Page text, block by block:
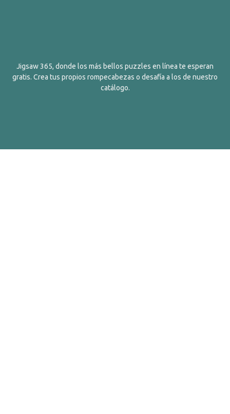
Jigsaw 365, donde los más bellos puzzles en línea te esperan
gratis. Crea tus propios rompecabezas o desafía a los de nuestro
catálogo.